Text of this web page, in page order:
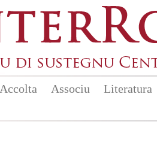
Accolta Associu Literatura